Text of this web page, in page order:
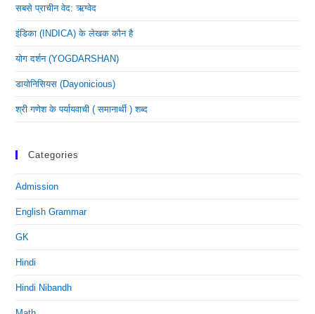
सबसे प्राचीन वेद: ऋग्वेद
इंडिका (INDICA) के लेखक कौन है
योग दर्शन (YOGDARSHAN)
डायोनिसियस (dayonicious)
श्री गणेश के पर्यायवाची ( समानार्थी ) शब्द
Categories
Admission
English Grammar
GK
Hindi
Hindi Nibandh